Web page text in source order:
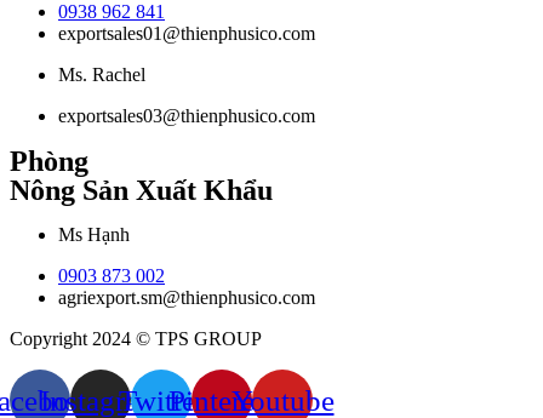
0938 962 841
exportsales01@thienphusico.com
Ms. Rachel
exportsales03@thienphusico.com
Phòng
Nông Sản Xuất Khẩu
Ms Hạnh
0903 873 002
agriexport.sm@thienphusico.com
Copyright 2024 © TPS GROUP
InstagramTwitterPinterestYoutube